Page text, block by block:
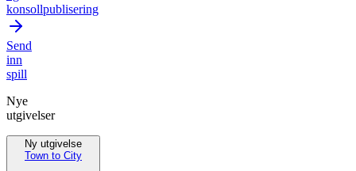
konsollpublisering
Send
inn
spill
Nye
utgivelser
Ny utgivelse
Town to City